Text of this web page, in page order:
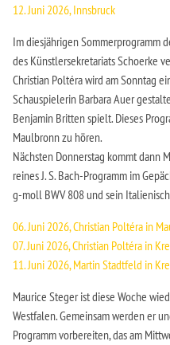
12. Juni 2026, Innsbruck
Im diesjährigen Sommerprogramm
des Künstlersekretariats Schoerke
Christian Poltéra wird am Sonntag
Schauspielerin Barbara Auer
Benjamin Britten spielt. Dieses
Maulbronn zu hören.
Nächsten Donnerstag kommt dann
reines J. S. Bach-Programm im
g-moll BWV 808 und sein
06. Juni 2026, Christian Poltéra in
07. Juni 2026, Christian Poltéra in
11. Juni 2026, Martin Stadtfeld in
Maurice Steger ist diese Woche
Westfalen. Gemeinsam werden er
Programm vorbereiten, das am